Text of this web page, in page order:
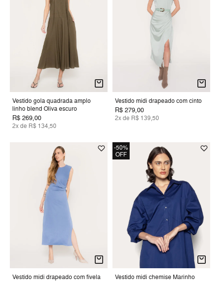
Vestido gola quadrada amplo
linho blend Oliva escuro
R$ 269,00
2x de R$ 134,50
Vestido midi drapeado com cinto
R$ 279,00
2x de R$ 139,50
Vestido midi drapeado com fivela
-50%
OFF
Vestido midi chemise Marinho